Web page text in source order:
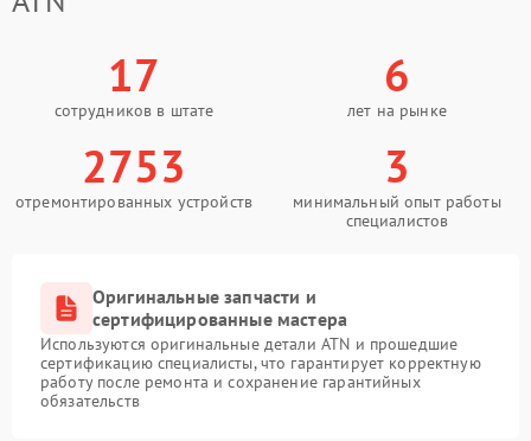
17
сотрудников в штате
6
лет на рынке
2753
отремонтированных устройств
3
минимальный опыт работы
специалистов
Оригинальные запчасти и
сертифицированные мастера
Используются оригинальные детали ATN и прошедшие
сертификацию специалисты, что гарантирует корректную
работу после ремонта и сохранение гарантийных
обязательств